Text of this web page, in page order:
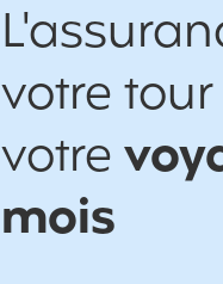
votre
votre
mois